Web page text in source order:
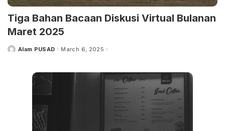
Tiga Bahan Bacaan Diskusi Virtual Bulanan
Maret 2025
PostedAlam PUSAD March 6, 2025